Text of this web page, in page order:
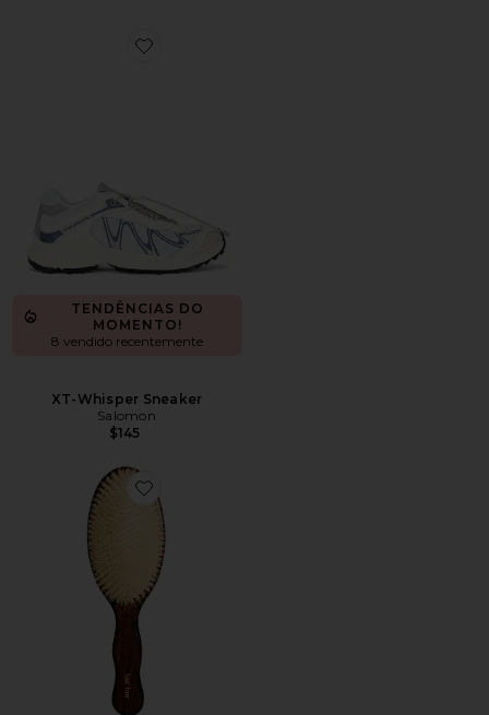
Favorite XT-Whisper Sneaker
TENDÊNCIAS DO
MOMENTO!
8 vendido recentemente
XT-Whisper Sneaker
Salomon
$145
Favorite A ESCOVA DA SEREIA - ESCOVA DE